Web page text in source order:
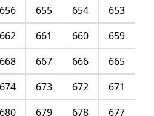
653
654
655
656
659
660
661
662
665
666
667
668
671
672
673
674
677
678
679
680